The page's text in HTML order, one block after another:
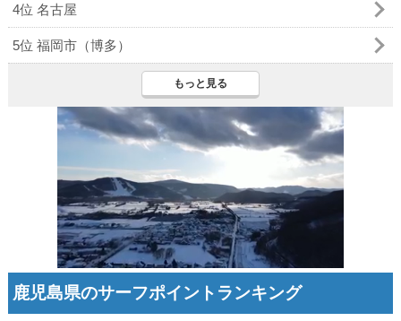
4位 名古屋
5位 福岡市（博多）
もっと見る
鹿児島県のサーフポイントランキング